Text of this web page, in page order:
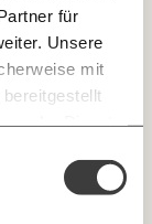
für
Unsere
mit
Mal pro
Inhalte
des
pauschales
äußerst